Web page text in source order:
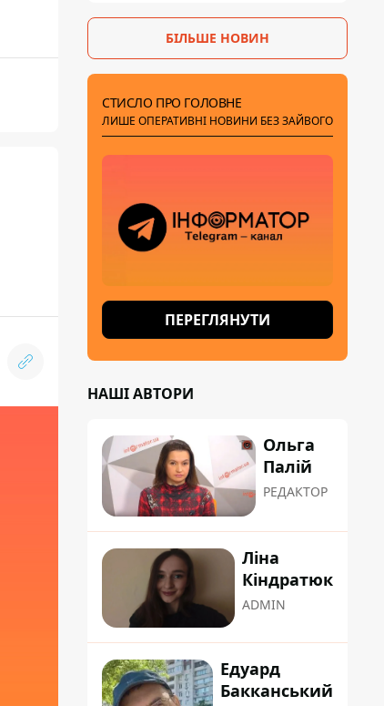
БІЛЬШЕ НОВИН
СТИСЛО ПРО ГОЛОВНЕ
ЛИШЕ ОПЕРАТИВНІ НОВИНИ БЕЗ ЗАЙВОГО
ПЕРЕГЛЯНУТИ
НАШІ АВТОРИ
Ольга
Палій
РЕДАКТОР
Ліна
Кіндратюк
ADMIN
Едуард
Бакканський